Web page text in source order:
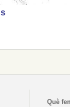
Què